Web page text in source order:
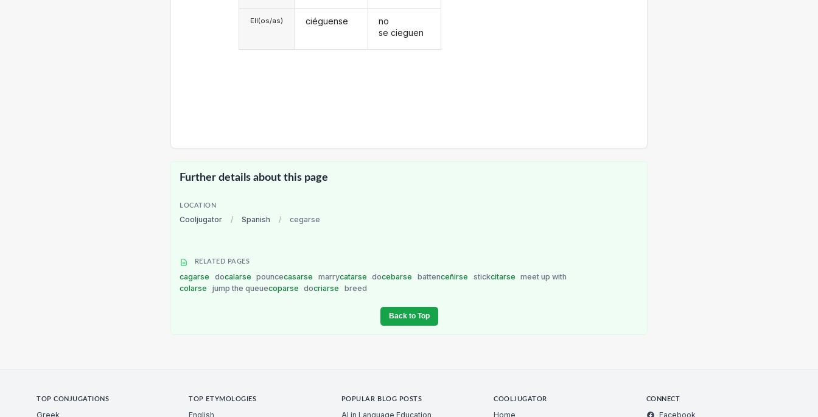
Ell(os/as) ciéguense
no
se cieguen
Further details about this page
LOCATION
Cooljugator / Spanish / cegarse
RELATED PAGES
cagarse docalarse pouncecasarse marrycatarse docebarse battenceñirse stickcitarse
meet up with
colarse
jump the queuecoparse docriarse breed
Back to Top
TOP CONJUGATIONS
Greek
TOP ETYMOLOGIES
English
POPULAR BLOG POSTS
AI in Language Education
COOLJUGATOR
Home
CONNECT
Facebook